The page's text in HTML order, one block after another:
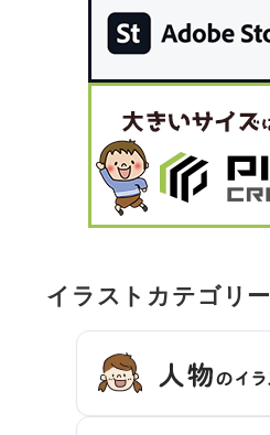
イラストカテゴリー